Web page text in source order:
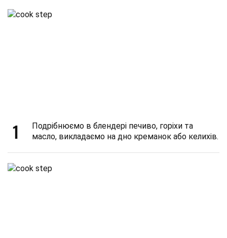
1
Подрібнюємо в блендері печиво, горіхи та
масло, викладаємо на дно креманок або келихів.